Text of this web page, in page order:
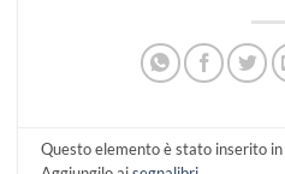
Questo elemento è stato inserito